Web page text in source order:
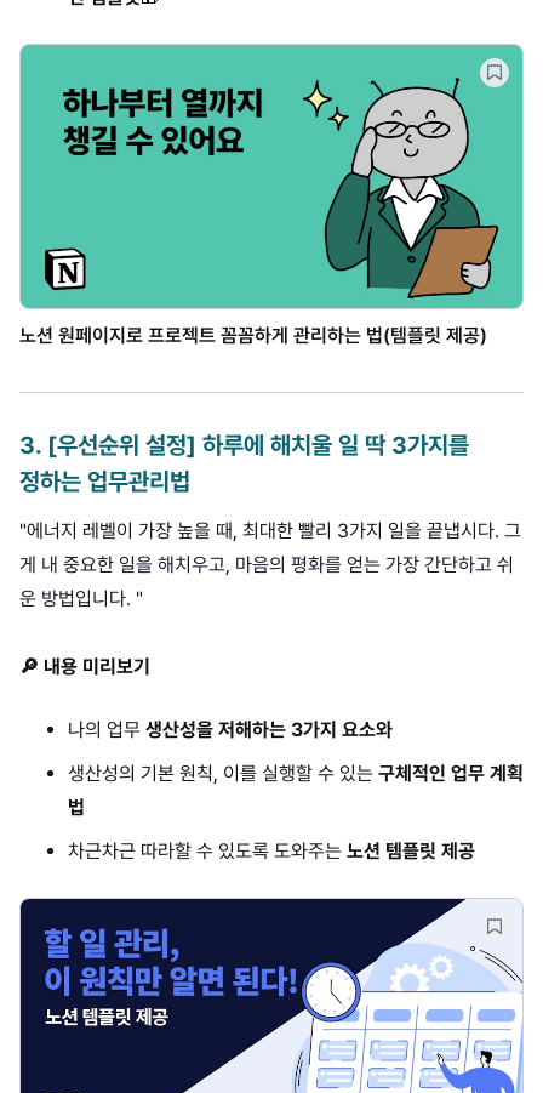
노션 원페이지로 프로젝트 꼼꼼하게 관리하는 법(템플릿 제공)
3. [우선순위 설정] 하루에 해치울 일 딱 3가지를
정하는 업무관리법
"에너지 레벨이 가장 높을 때, 최대한 빨리 3가지 일을 끝냅시다. 그
게 내 중요한 일을 해치우고, 마음의 평화를 얻는 가장 간단하고 쉬
운 방법입니다. "
🔎 내용 미리보기
나의 업무 생산성을 저해하는 3가지 요소와
생산성의 기본 원칙, 이를 실행할 수 있는 구체적인 업무 계획
법
차근차근 따라할 수 있도록 도와주는 노션 템플릿 제공